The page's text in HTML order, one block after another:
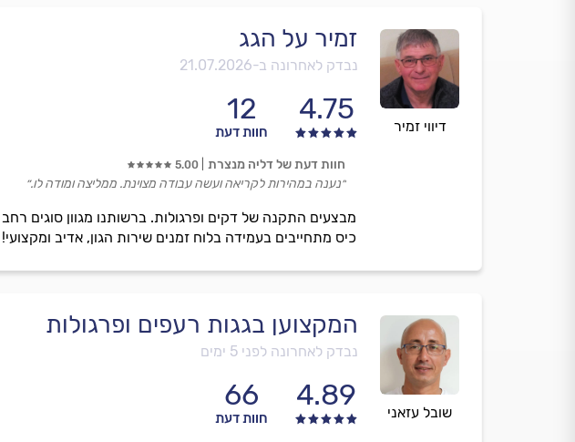
דיווי זמיר
זמיר על הגג
נבדק לאחרונה ב-21.07.2026
4.75
12
חוות דעת
מבצעים התקנה של דקים ופרגולות. ברשותנו מגוון סוגים
כיס מתחייבים בעמידה בלוח זמנים שירות הגון, אדיב ומקצועי!
חוות דעת של דליה מנצרת 5.00
״נענה במהירות לקריאה ועשה עבודה מצוינת. ממליצה ומודה לו.״
שובל עזאני
המקצוען בגגות רעפים ופרגולות
נבדק לאחרונה לפני 5 ימים
4.89
66
חוות דעת